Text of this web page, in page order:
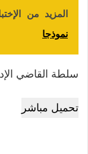
المزيد من
نموذجا
سلطة القاضي
تحميل مباشر